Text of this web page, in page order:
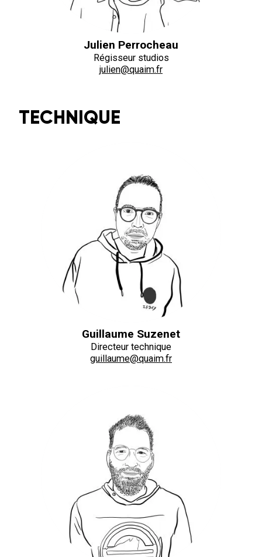
Julien Perrocheau
Régisseur studios
julien@quaim.fr
TECHNIQUE
Guillaume Suzenet
Directeur technique
guillaume@quaim.fr